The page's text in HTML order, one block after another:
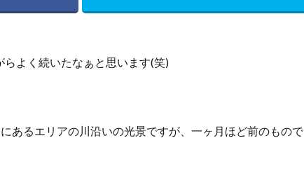
よく続いたなぁと思います(笑)
あるエリアの川沿いの光景ですが、一ヶ月ほど前のもので